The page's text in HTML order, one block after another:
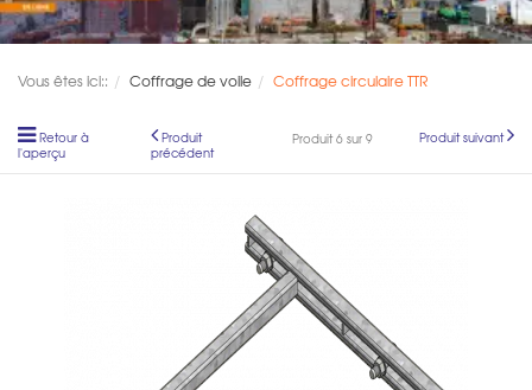
Vous êtes ici:: Coffrage de voile Coffrage circulaire TTR
Retour à
l'aperçu
Produit
précédent
Produit 6 sur 9 Produit suivant